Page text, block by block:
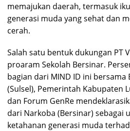
memajukan daerah, termasuk
generasi muda yang sehat dan
cerah.
Salah satu bentuk dukungan PT
proaram Sekolah Bersinar.
bagian dari MIND ID ini bersama
(Sulsel), Pemerintah Kabupaten
dan Forum GenRe
dari Narkoba (Bersinar) sebagai
ketahanan generasi muda